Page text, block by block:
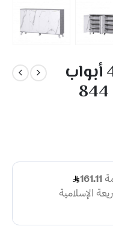
دولاب تنظيم أحذية 4 أبواب